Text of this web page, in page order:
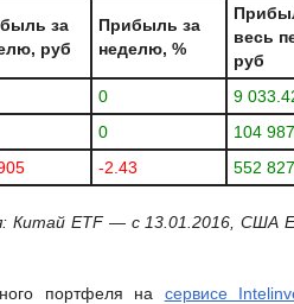
за
руб
Прибыль за
неделю, %
весь
руб
0
9
0
104
-2.43 552
Китай ETF — с 13.01.2016, США
портфеля на сервисе